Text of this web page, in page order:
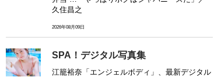
久住昌之
2026年08月09日
SPA！デジタル写真集
江籠裕奈「エンジェルボディ」、最新デジタル